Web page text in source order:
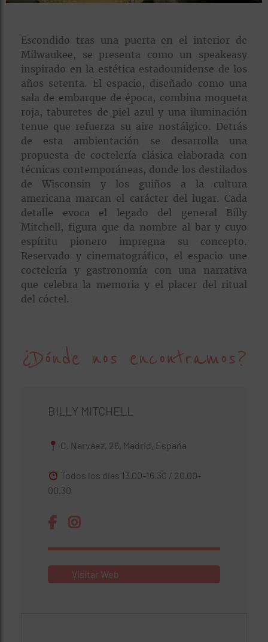
Escondido tras una puerta en el interior de
Milwaukee, se presenta como un speakeasy
inspirado en la estética estadounidense de los
años setenta. El espacio, diseñado como una
sala de embarque de época, combina moqueta
roja, taburetes de piel azul y una iluminación
tenue que refuerza su aire nostálgico. Detrás
de esta ambientación se desarrolla una
propuesta de coctelería clásica elaborada con
técnicas contemporáneas, donde los destilados
de Wisconsin y los guiños a la cultura
americana marcan el carácter del lugar. Cada
detalle evoca el legado del general Billy
Mitchell, figura que da nombre al bar y cuyo
espíritu pionero impregna su concepto.
Reservado y cinematográfico, el espacio une
coctelería y gastronomía con una narrativa
que celebra la memoria y el placer del ritual
del cóctel.
¿Dónde nos encontramos?
BILLY MITCHELL
C. Narváez, 26, Madrid, España
Todos los días 13.00-16.30 / 20.00-
00.30
Visitar Web